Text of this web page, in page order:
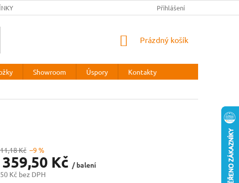
Přihlášení
NÁKUPNÍ
Prázdný košík
Showroom Úspory
Kontakty
Kč –9 %
Kč / balení
Kč bez DPH